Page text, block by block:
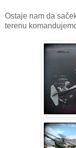
Ostaje nam da
terenu